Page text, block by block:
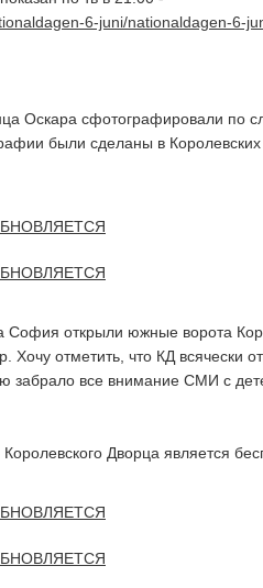
6-juni/nationaldagen-6-
Оскара сфотографировали по
были сделаны в
открыли южные ворота
Хочу отметить, что КД всячески
забрало все внимание СМИ с
Дворца является